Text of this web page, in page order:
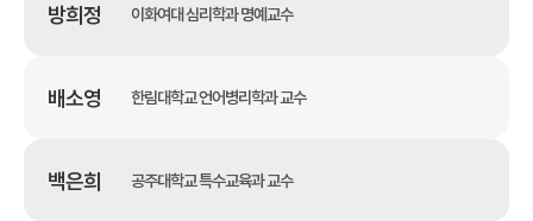
방희정 이화여대 심리학과 명예교수
배소영 한림대학교 언어병리학과 교수
백은희 공주대학교 특수교육과 교수